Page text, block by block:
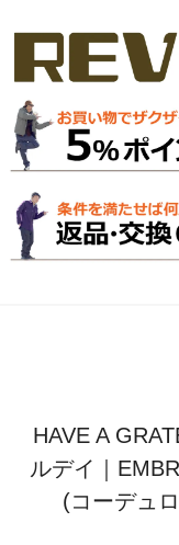
HAVE A
ルデイ｜
(コーデュ